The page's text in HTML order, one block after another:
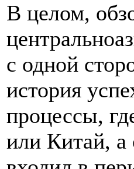
В целом,
с одной
история
процессы,
или Китай, а